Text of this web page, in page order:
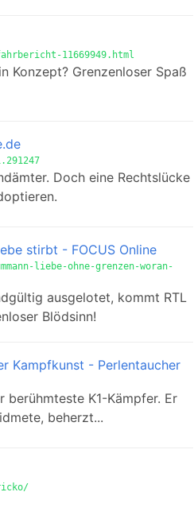
11669949.html
Konzept? Grenzenloser Spaß
Doch eine Rechtslücke
stirbt - FOCUS Online
liebe-ohne-grenzen-woran-
ausgelotet, kommt RTL
Blödsinn!
Kampfkunst - Perlentaucher
berühmteste K1-Kämpfer. Er
beherzt...